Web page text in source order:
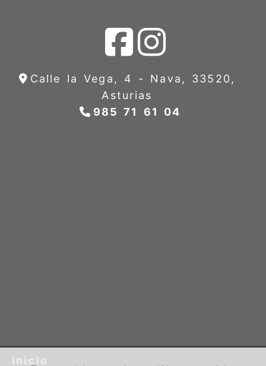
Calle la Vega, 4 - Nava, 33520,
Asturias
985 71 61 04
Inicio